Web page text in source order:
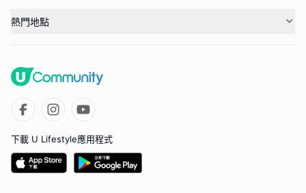
熱門地點
下載 U Lifestyle應用程式